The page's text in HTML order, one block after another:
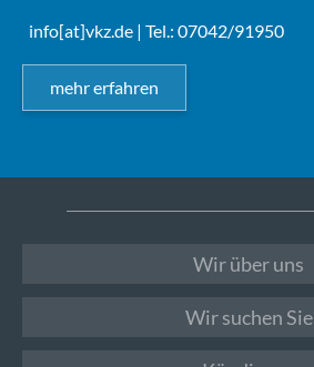
info[at]vkz.de | Tel.: 07042/91950
mehr erfahren
Wir über uns
Wir suchen Sie